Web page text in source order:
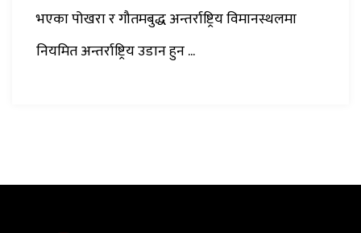
भएका पोखरा र गौतमबुद्ध अन्तर्राष्ट्रिय विमानस्थलमा
नियमित अन्तर्राष्ट्रिय उडान हुन ...